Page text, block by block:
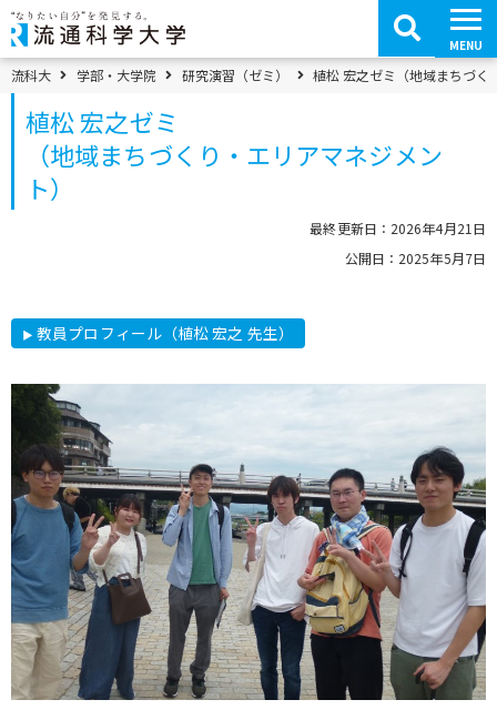
コ
ン
テ
ン
ツ
へ
移
MENU
パンくずメニュー
流科大 学部・大学院 研究演習（ゼミ） 植松 宏之ゼミ （地域まちづ
植松 宏之ゼミ
（地域まちづくり・エリアマネジメン
ト）
最終更新日：2026年4月21日
公開日：2025年5月7日
教員プロフィール（植松 宏之 先生）